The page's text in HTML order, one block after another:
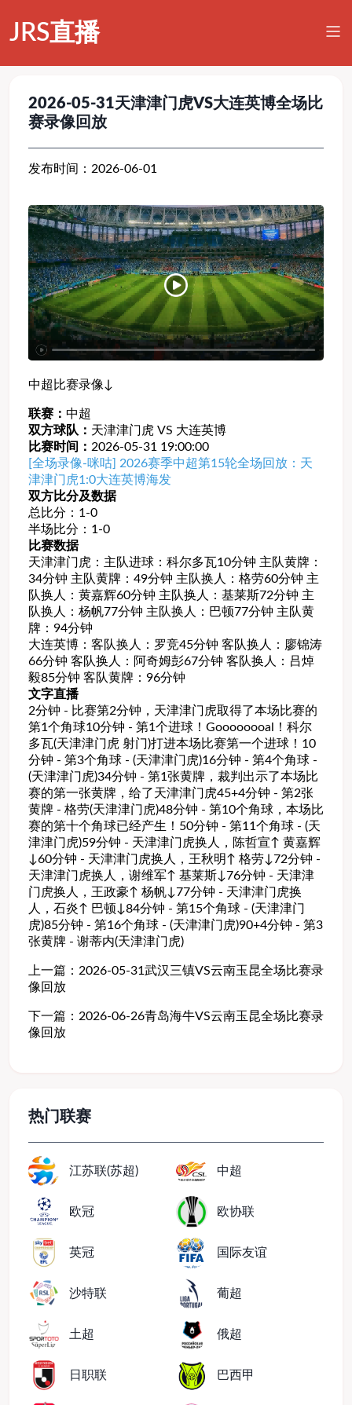
JRS直播
2026-05-31天津津门虎VS大连英博全场比
赛录像回放
发布时间：2026-06-01
中超比赛录像↓
联赛： 中超
双方球队： 天津津门虎 VS 大连英博
比赛时间： 2026-05-31 19:00:00
[全场录像-咪咕] 2026赛季中超第15轮全场回放：天
津津门虎1:0大连英博海发
双方比分及数据
总比分：1-0
半场比分：1-0
比赛数据
天津津门虎：主队进球：科尔多瓦10分钟 主队黄牌：
34分钟 主队黄牌：49分钟 主队换人：格劳60分钟 主
队换人：黄嘉辉60分钟 主队换人：基莱斯72分钟 主
队换人：杨帆77分钟 主队换人：巴顿77分钟 主队黄
牌：94分钟
大连英博：客队换人：罗竞45分钟 客队换人：廖锦涛
66分钟 客队换人：阿奇姆彭67分钟 客队换人：吕焯
毅85分钟 客队黄牌：96分钟
文字直播
2分钟 - 比赛第2分钟，天津津门虎取得了本场比赛的
第1个角球10分钟 - 第1个进球！Goooooooal！科尔
多瓦(天津津门虎 射门)打进本场比赛第一个进球！10
分钟 - 第3个角球 - (天津津门虎)16分钟 - 第4个角球 -
(天津津门虎)34分钟 - 第1张黄牌，裁判出示了本场比
赛的第一张黄牌，给了天津津门虎45+4分钟 - 第2张
黄牌 - 格劳(天津津门虎)48分钟 - 第10个角球，本场比
赛的第十个角球已经产生！50分钟 - 第11个角球 - (天
津津门虎)59分钟 - 天津津门虎换人，陈哲宣↑ 黄嘉辉
↓60分钟 - 天津津门虎换人，王秋明↑ 格劳↓72分钟 -
天津津门虎换人，谢维军↑ 基莱斯↓76分钟 - 天津津
门虎换人，王政豪↑ 杨帆↓77分钟 - 天津津门虎换
人，石炎↑ 巴顿↓84分钟 - 第15个角球 - (天津津门
虎)85分钟 - 第16个角球 - (天津津门虎)90+4分钟 - 第3
张黄牌 - 谢蒂内(天津津门虎)
上一篇： 2026-05-31武汉三镇VS云南玉昆全场比赛录
像回放
下一篇： 2026-06-26青岛海牛VS云南玉昆全场比赛录
像回放
热门联赛
江苏联(苏超) 中超
欧冠 欧协联
英冠 国际友谊
沙特联 葡超
土超 俄超
日职联 巴西甲